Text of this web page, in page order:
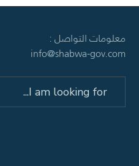
معلومات التواصل :
info@shabwa-gov.com